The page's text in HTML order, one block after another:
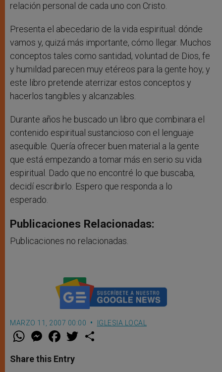
relación personal de cada uno con Cristo.
Presenta el abecedario de la vida espiritual: dónde
vamos y, quizá más importante, cómo llegar. Muchos
conceptos tales como santidad, voluntad de Dios, fe
y humildad parecen muy etéreos para la gente hoy, y
este libro pretende aterrizar estos conceptos y
hacerlos tangibles y alcanzables.
Durante años he buscado un libro que combinara el
contenido espiritual sustancioso con el lenguaje
asequible. Quería ofrecer buen material a la gente
que está empezando a tomar más en serio su vida
espiritual. Dado que no encontré lo que buscaba,
decidí escribirlo. Espero que responda a lo
esperado.
Publicaciones Relacionadas:
Publicaciones no relacionadas.
MARZO 11, 2007 00:00 IGLESIA LOCAL
W
t
s
M
e
s
e
F
a
e
b
w
Share this Entry